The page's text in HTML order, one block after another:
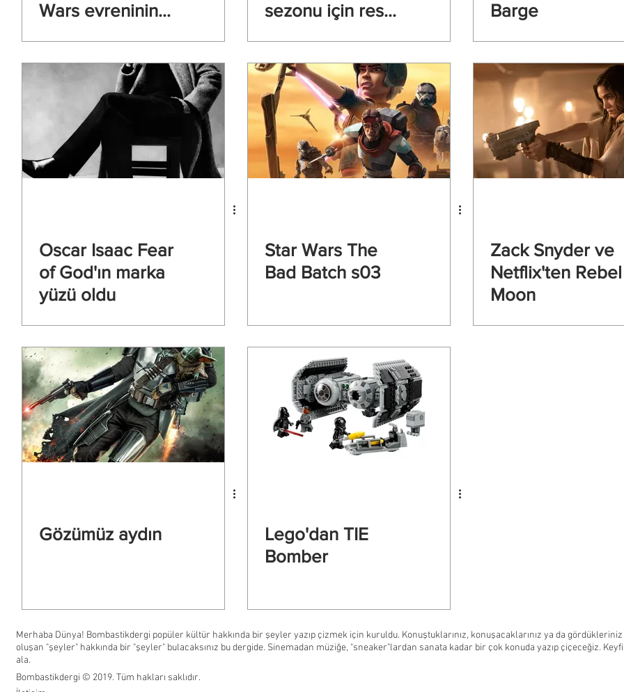
Wars evreninin
sezonu için resmi
Barge
Oscar Isaac Fear
of God'ın marka
yüzü oldu
Star Wars The
Bad Batch s03
Zack Snyder ve
Netflix'ten Rebel
Moon
Gözümüz aydın
Lego'dan TIE
Bomber
Merhaba Dünya! Bombastikdergi popüler kültür hakkında bir şeyler yazıp çizmek için kuruldu. Konuştuklarınız, konuşacaklarınız ya da
oluşan "şeyler" hakkında bir "şeyler" bulacaksınız bu dergide. Sinemadan müziğe, "sneaker"lardan sanata kadar bir çok konuda yazıp çiçeceğiz.
ala.
Bombastikdergi © 2019. Tüm hakları saklıdır.